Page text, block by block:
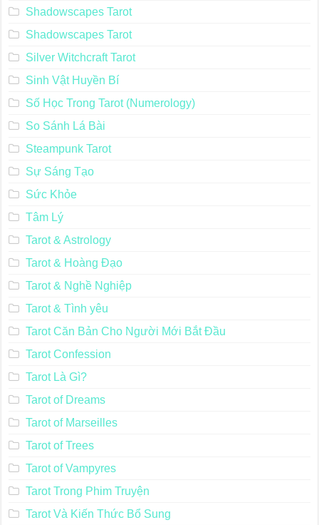
Shadowscapes Tarot
Shadowscapes Tarot
Silver Witchcraft Tarot
Sinh Vật Huyền Bí
Số Học Trong Tarot (Numerology)
So Sánh Lá Bài
Steampunk Tarot
Sự Sáng Tạo
Sức Khỏe
Tâm Lý
Tarot & Astrology
Tarot & Hoàng Đạo
Tarot & Nghề Nghiệp
Tarot & Tình yêu
Tarot Căn Bản Cho Người Mới Bắt Đầu
Tarot Confession
Tarot Là Gì?
Tarot of Dreams
Tarot of Marseilles
Tarot of Trees
Tarot of Vampyres
Tarot Trong Phim Truyện
Tarot Và Kiến Thức Bổ Sung